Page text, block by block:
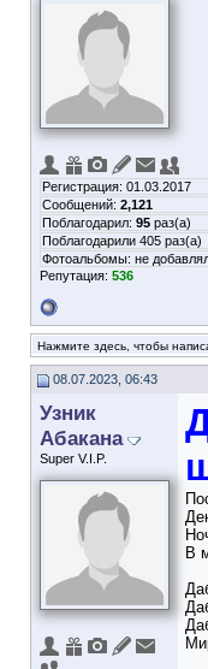
Регистрация: 01.03.2017
Сообщений: 2,121
Поблагодарил: 95 раз(а)
Поблагодарили 405 раз(а)
Фотоальбомы: не
Репутация: 536
Нажмите здесь, чтобы
08.07.2023, 06:43
Узник
Абакана
Super V.I.P.
В